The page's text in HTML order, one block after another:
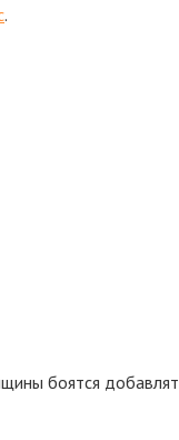
.
боятся